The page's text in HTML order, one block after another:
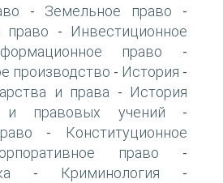
- Земельное право -
право -
Инвестиционное
право -
производство - История -
и права -
История
и правовых учений -
-
Конституционное
право -
- Криминология -